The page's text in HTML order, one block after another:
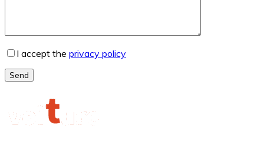
I accept the privacy policy
Send